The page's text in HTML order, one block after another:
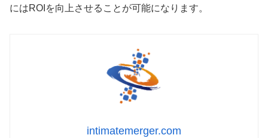
にはROIを向上させることが可能になります。
intimatemerger.com